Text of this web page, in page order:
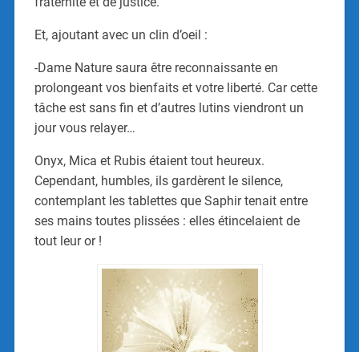
Et, ajoutant avec un clin d’oeil :
-Dame Nature saura être reconnaissante en
prolongeant vos bienfaits et votre liberté. Car cette
tâche est sans fin et d’autres lutins viendront un
jour vous relayer…
Onyx, Mica et Rubis étaient tout heureux.
Cependant, humbles, ils gardèrent le silence,
contemplant les tablettes que Saphir tenait entre
ses mains toutes plissées : elles étincelaient de
tout leur or !